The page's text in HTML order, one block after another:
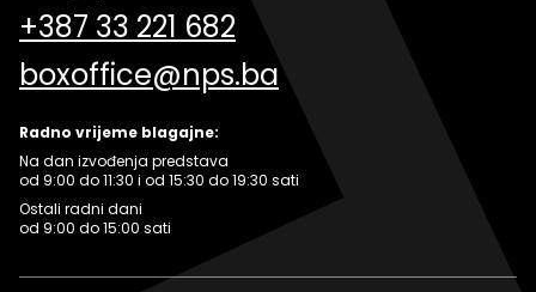
+387 33 221 682
boxoffice@nps.ba
Radno vrijeme blagajne:
Na dan izvođenja predstava
od 9:00 do 11:30 i od 15:30 do 19:30 sati
Ostali radni dani
od 9:00 do 15:00 sati